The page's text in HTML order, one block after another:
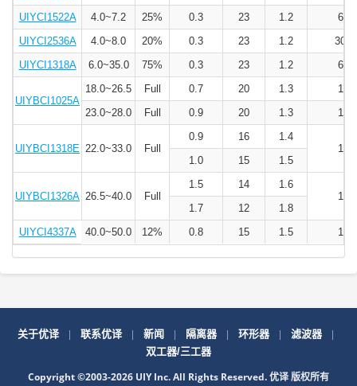
UIYCI1522A
4.0~7.2 25% 0.3 23 1.2
60
UIYCI2536A
4.0~8.0 20% 0.3 23 1.2
300
UIYCI1318A
6.0~35.0 75% 0.3 23 1.2 60
UIYBCI1025A
18.0~26.5 Full 0.7 20 1.3
10
23.0~28.0
Full 0.9 20 1.3 10
UIYBCI1318E 22.0~33.0 Full
0.9 16
1.4
10
1.0
15 1.5
UIYBCI1326A 26.5~40.0 Full
1.5 14
1.6
10
1.7
12
1.8
UIYCI4337A
40.0~50.0 12% 0.8 15 1.5 10
关于优译 | 联系优译 | 新闻 | 隔离器 | 环形器 | 滤波器 |
双工器/三工器
Copyright ©2003-2026 UIY Inc. All Rights Reserved. 优译 版权所有